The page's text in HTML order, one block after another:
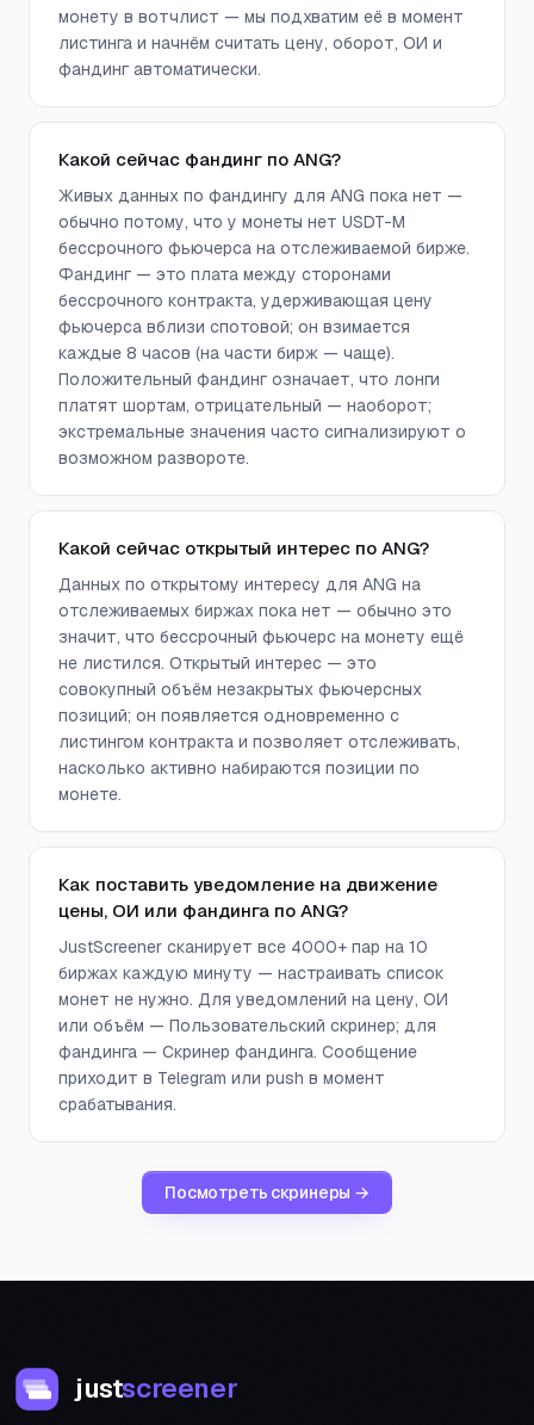
монету в вотчлист — мы подхватим её в момент
листинга и начнём считать цену, оборот, ОИ и
фандинг автоматически.
Какой сейчас фандинг по ANG?
Живых данных по фандингу для ANG пока нет —
обычно потому, что у монеты нет USDT-M
бессрочного фьючерса на отслеживаемой бирже.
Фандинг — это плата между сторонами
бессрочного контракта, удерживающая цену
фьючерса вблизи спотовой; он взимается
каждые 8 часов (на части бирж — чаще).
Положительный фандинг означает, что лонги
платят шортам, отрицательный — наоборот;
экстремальные значения часто сигнализируют о
возможном развороте.
Какой сейчас открытый интерес по ANG?
Данных по открытому интересу для ANG на
отслеживаемых биржах пока нет — обычно это
значит, что бессрочный фьючерс на монету ещё
не листился. Открытый интерес — это
совокупный объём незакрытых фьючерсных
позиций; он появляется одновременно с
листингом контракта и позволяет отслеживать,
насколько активно набираются позиции по
монете.
Как поставить уведомление на движение
цены, ОИ или фандинга по ANG?
JustScreener сканирует все 4000+ пар на 10
биржах каждую минуту — настраивать список
монет не нужно. Для уведомлений на цену, ОИ
или объём — Пользовательский скринер; для
фандинга — Скринер фандинга. Сообщение
приходит в Telegram или push в момент
срабатывания.
Посмотреть скринеры →
justscreener